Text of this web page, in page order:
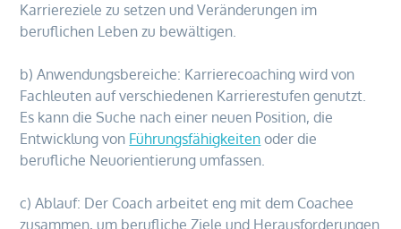
Karriereziele zu setzen und Veränderungen im
beruflichen Leben zu bewältigen.
b) Anwendungsbereiche: Karrierecoaching wird von
Fachleuten auf verschiedenen Karrierestufen genutzt.
Es kann die Suche nach einer neuen Position, die
Entwicklung von Führungsfähigkeiten oder die
berufliche Neuorientierung umfassen.
c) Ablauf: Der Coach arbeitet eng mit dem Coachee
zusammen, um berufliche Ziele und Herausforderungen